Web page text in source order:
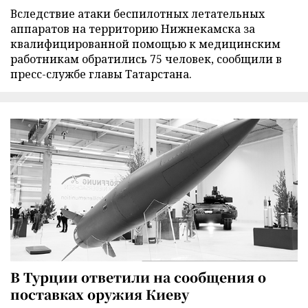
Вследствие атаки беспилотных летательных
аппаратов на территорию Нижнекамска за
квалифицированной помощью к медицинским
работникам обратились 75 человек, сообщили в
пресс-службе главы Татарстана.
В Турции ответили на сообщения о
поставках оружия Киеву